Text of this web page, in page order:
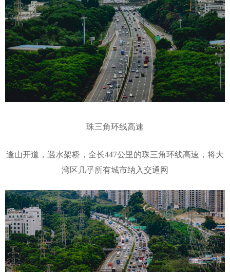
珠三角环线高速
逢山开道，遇水架桥，全长447公里的珠三角环线高速，将大
湾区几乎所有城市纳入交通网